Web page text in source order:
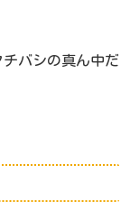
バシの真ん中だ